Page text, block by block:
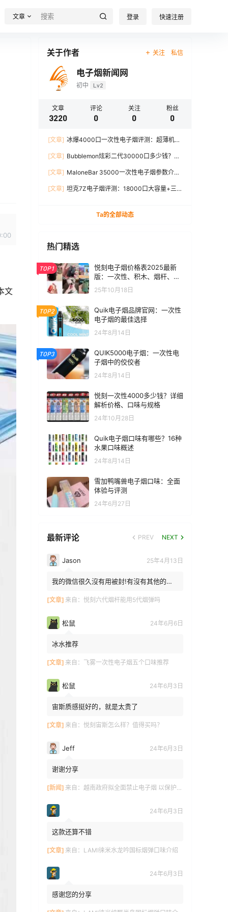
文章 登录 快速注册
文
关于作者 关注 私信
电子烟新闻网
初中 Lv2
文章
3220
评论
0
关注
0
粉丝
0
[文章] 冰爆4000口一次性电子烟评测：超薄机
[文章] Bubblemon炫彩二代30000口多少钱？最
[文章] MaloneBar 35000一次性电子烟参数介
[文章] 坦克7Z电子烟评测：18000口大容量+三
Ta的全部动态
热门精选
TOP1
悦刻电子烟价格表2025最新
版：一次性、积木、烟杆、烟
弹全价位汇总
25年10月18日
TOP2
Quik电子烟品牌官网：一次性
电子烟的最佳选择
24年8月14日
TOP3
QUIK5000电子烟：一次性电
子烟中的佼佼者
24年8月14日
悦刻一次性4000多少钱？详细
解析价格、口味与规格
24年10月28日
Quik电子烟口味有哪些？16种
水果口味概述
24年8月14日
雪加鸭嘴兽电子烟口味：全面
体验与评测
24年6月27日
最新评论 PREV NEXT
Jason 25年4月13日
我的微信很久沒有用被封!有沒有其他的方
[文章] 来自： 悦刻六代烟杆能用5代烟弹吗
松鼠 24年6月6日
冰水推荐
[文章] 来自： 飞雾一次性电子烟五个口味推荐
松鼠 24年6月3日
宙斯质感挺好的，就是太贵了
[文章] 来自： 悦刻宙斯怎么样？值得买吗？
Jeff 24年6月3日
谢谢分享
[新闻] 来自： 越南政府拟全面禁止电子烟 以保护青少年健康
24年6月3日
这款还算不错
[文章] 来自： LAMI徕米水龙吟国标烟弹口味介绍
24年6月3日
感谢您的分享